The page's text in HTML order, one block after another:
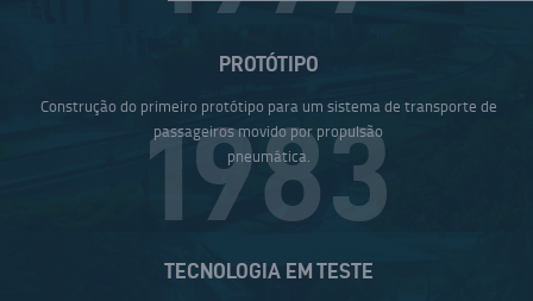
PROTÓTIPO
Construção do primeiro protótipo para um sistema de transporte de
passageiros movido por propulsão
pneumática.
1983
TECNOLOGIA EM TESTE